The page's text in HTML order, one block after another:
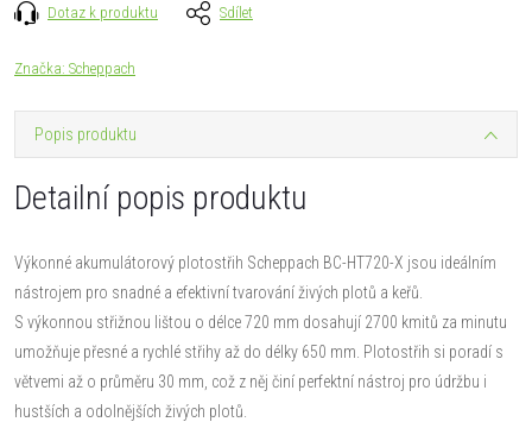
Dotaz k produktu Sdílet
Značka: Scheppach
Popis produktu
Detailní popis produktu
Výkonné akumulátorový plotostřih Scheppach BC-HT720-X jsou ideálním
nástrojem pro snadné a efektivní tvarování živých plotů a keřů.
S výkonnou střižnou lištou o délce 720 mm dosahují 2700 kmitů za minutu
umožňuje přesné a rychlé střihy až do délky 650 mm. Plotostřih si poradí s
větvemi až o průměru 30 mm, což z něj činí perfektní nástroj pro údržbu i
hustších a odolnějších živých plotů.